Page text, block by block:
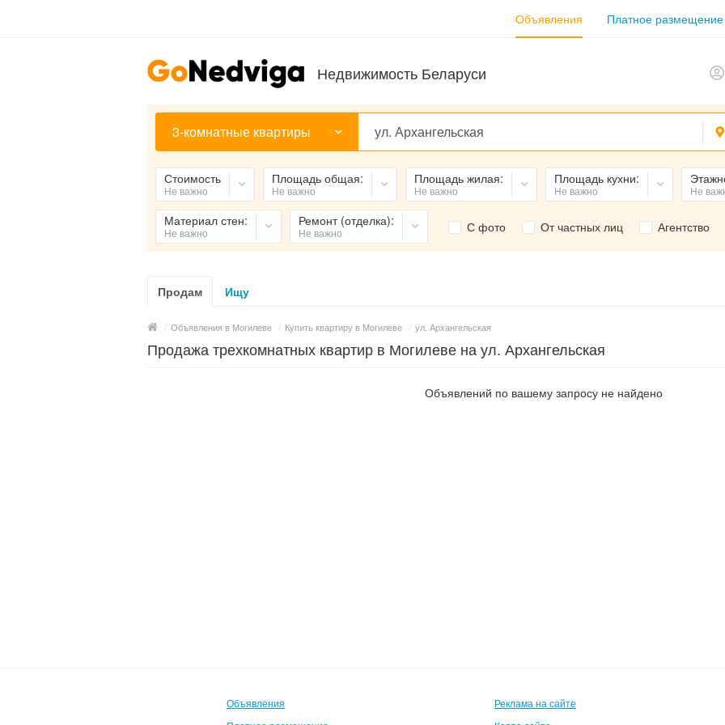
Объявления Платное размещение
Недвижимость Беларуси
3-комнатные квартиры
Стоимость
Не важно
Площадь общая:
Не важно
Площадь жилая:
Не важно
Площадь кухни:
Не важно Не
Материал стен:
Не важно
Ремонт (отделка):
Не важно С фото От частных лиц Агентство
Продам Ищу
/ Объявления в Могилеве / Купить квартиру в Могилеве / ул. Архангельская
Продажа трехкомнатных квартир в Могилеве на ул. Архангельская
Объявлений по вашему запросу не найдено
Объявления
Реклама на сайте